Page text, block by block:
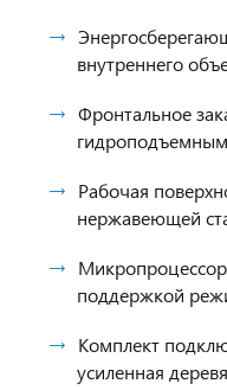
внутреннего
Фронтальное
Рабочая
нержавеющей
поддержкой
Комплект
усиленная